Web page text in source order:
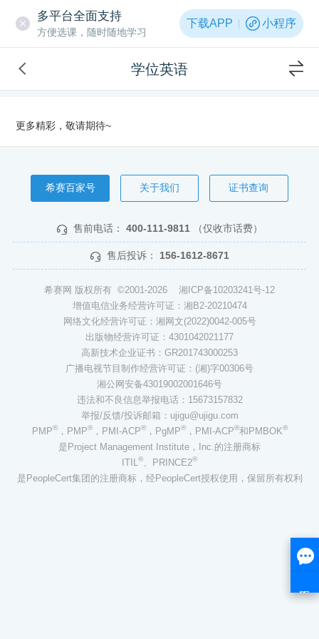
多平台全面支持
方便选课，随时随地学习
下载APP 小程序
学位英语
更多精彩，敬请期待~
希赛百家号 关于我们 证书查询
售前电话： 400-111-9811 （仅收市话费）
售后投诉： 156-1612-8671
希赛网 版权所有 ©2001-2026 湘ICP备10203241号-12
增值电信业务经营许可证：湘B2-20210474
网络文化经营许可证：湘网文(2022)0042-005号
出版物经营许可证：4301042021177
高新技术企业证书：GR201743000253
广播电视节目制作经营许可证：(湘)字00306号
湘公网安备43019002001646号
违法和不良信息举报电话：15673157832
举报/反馈/投诉邮箱：ujigu@ujigu.com
PMP®，PMP®，PMI-ACP®，PgMP®，PMI-ACP®和PMBOK®
是Project Management Institute，Inc.的注册商标
ITIL®、PRINCE2®
是PeopleCert集团的注册商标，经PeopleCert授权使用，保留所有权利